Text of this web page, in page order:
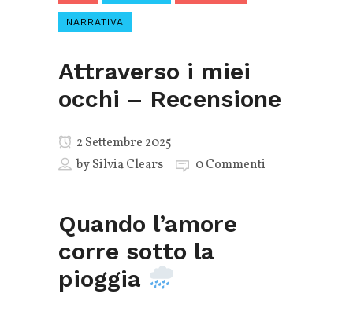
NARRATIVA
Attraverso i miei
occhi – Recensione
2 Settembre 2025
bySilvia Clears 0 Commenti
Quando l’amore
corre sotto la
pioggia